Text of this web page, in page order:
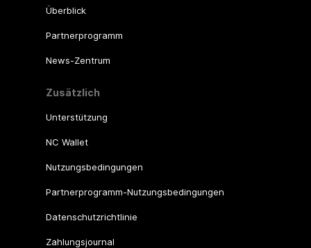
Überblick
Partnerprogramm
News-Zentrum
Zusätzlich
Unterstützung
NC Wallet
Nutzungsbedingungen
Partnerprogramm-Nutzungsbedingungen
Datenschutzrichtlinie
Zahlungsjournal